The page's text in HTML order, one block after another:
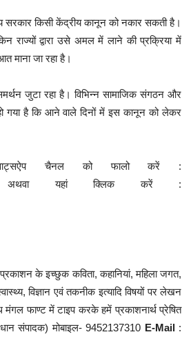
सरकार किसी केंद्रीय कानून को नकार सकती है।
राज्यों द्वारा उसे अमल में लाने की प्रक्रिया में
माना जा रहा है।
जुटा रहा है। विभिन्न सामाजिक संगठन और
है कि आने वाले दिनों में इस कानून को लेकर
चैनल को फालो करें :
यहां क्लिक करें :
के इच्छुक कविता, कहानियां, महिला जगत,
विज्ञान एवं तकनीक इत्यादि विषयों पर लेखन
मंगल फाण्ट में टाइप करके हमें प्रकाशनार्थ प्रेषित
संपादक) मोबाइल- 9452137310 E-Mail: